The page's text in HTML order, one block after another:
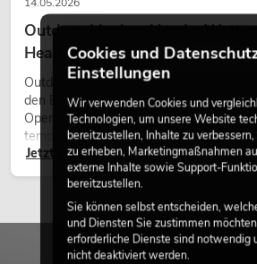
Outdoor Moving-Heads:
Heads bei Events
Outdoor Moving-Heads sind
den Einsatz im Freien. Sie werden bei
Open-Air-Konzerten,
temporären Außeninstallationen
Jetzt lesen
Cookies und
Einstellungen
Wir verwenden Cookies und
Technologien, um unsere Website
bereitzustellen, Inhalte zu
zu erheben, Marketingmaßnahmen
externe Inhalte sowie Support-
bereitzustellen.
Sie können selbst entscheiden,
und Diensten Sie zustimmen
erforderliche Dienste sind notwendig
nicht deaktiviert werden.